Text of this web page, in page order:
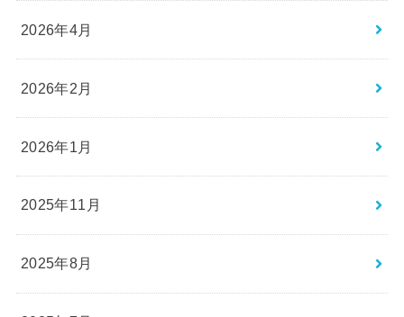
2026年4月
2026年2月
2026年1月
2025年11月
2025年8月